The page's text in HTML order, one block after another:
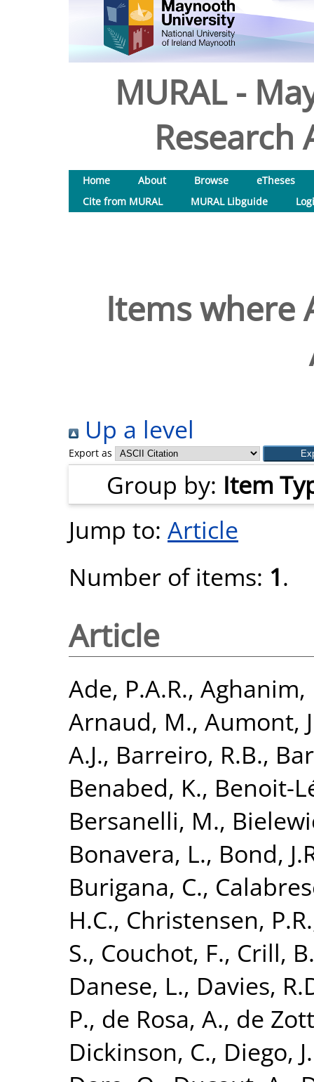
MURAL -
Research
Home About Browse
eTheses
Cite from MURAL
MURAL Libguide
Items where
Up a level
Export as
Group by: Item
Jump to: Article
Number of items: 1.
Article
Ade, P.A.R., Aghanim,
Arnaud, M., Aumont,
A.J., Barreiro, R.B.,
Benabed, K., Benoit-
Bersanelli, M.,
Bonavera, L., Bond,
Burigana, C.,
H.C., Christensen, P.R.
S., Couchot, F., Crill,
Danese, L., Davies,
P., de Rosa, A., de
Dickinson, C., Diego,